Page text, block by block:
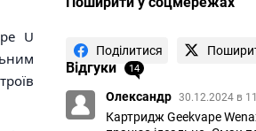
U
Поділитися
Відгуки 14
Олександр 30.12.2024 в
Картридж Geekvape